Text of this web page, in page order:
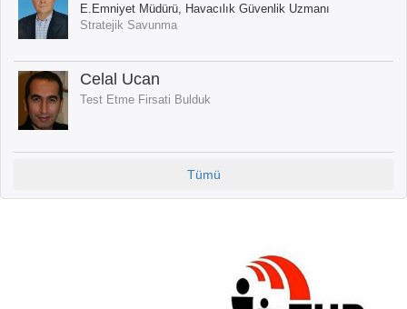
E.Emniyet Müdürü, Havacılık Güvenlik Uzmanı
Stratejik Savunma
Celal Ucan
Test Etme Firsati Bulduk
Tümü